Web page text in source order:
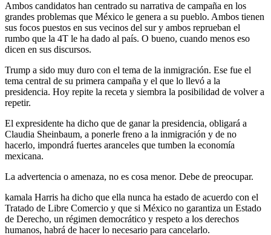
Ambos candidatos han centrado su narrativa de campaña en los
grandes problemas que México le genera a su pueblo. Ambos tienen
sus focos puestos en sus vecinos del sur y ambos reprueban el
rumbo que la 4T le ha dado al país. O bueno, cuando menos eso
dicen en sus discursos.
Trump a sido muy duro con el tema de la inmigración. Ese fue el
tema central de su primera campaña y el que lo llevó a la
presidencia. Hoy repite la receta y siembra la posibilidad de volver a
repetir.
El expresidente ha dicho que de ganar la presidencia, obligará a
Claudia Sheinbaum, a ponerle freno a la inmigración y de no
hacerlo, impondrá fuertes aranceles que tumben la economía
mexicana.
La advertencia o amenaza, no es cosa menor. Debe de preocupar.
kamala Harris ha dicho que ella nunca ha estado de acuerdo con el
Tratado de Libre Comercio y que si México no garantiza un Estado
de Derecho, un régimen democrático y respeto a los derechos
humanos, habrá de hacer lo necesario para cancelarlo.